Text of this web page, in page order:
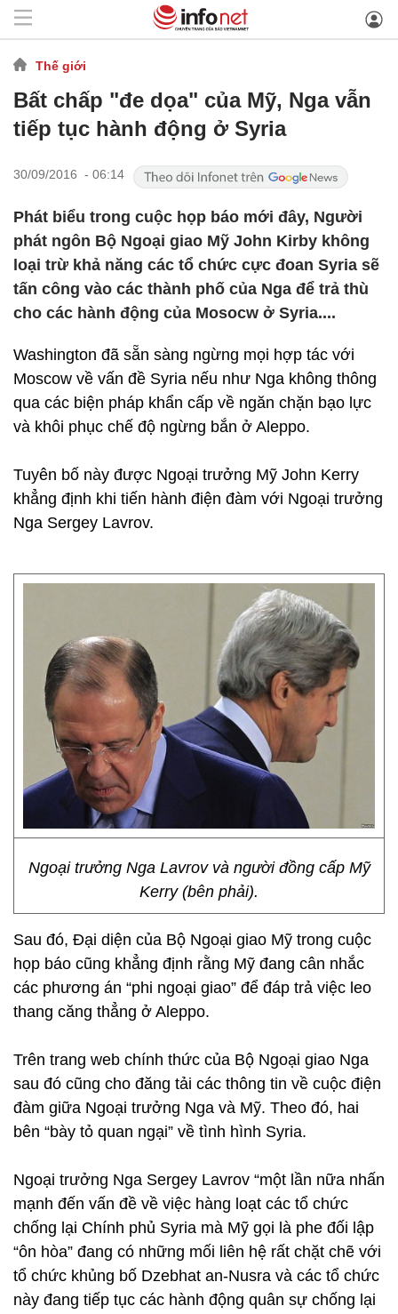
Thế giới
Bất chấp "đe dọa" của Mỹ, Nga vẫn
tiếp tục hành động ở Syria
30/09/2016 - 06:14
Phát biểu trong cuộc họp báo mới đây, Người
phát ngôn Bộ Ngoại giao Mỹ John Kirby không
loại trừ khả năng các tổ chức cực đoan Syria sẽ
tấn công vào các thành phố của Nga để trả thù
cho các hành động của Mosocw ở Syria....
Washington đã sẵn sàng ngừng mọi hợp tác với
Moscow về vấn đề Syria nếu như Nga không thông
qua các biện pháp khẩn cấp về ngăn chặn bạo lực
và khôi phục chế độ ngừng bắn ở Aleppo.
Tuyên bố này được Ngoại trưởng Mỹ John Kerry
khẳng định khi tiến hành điện đàm với Ngoại trưởng
Nga Sergey Lavrov.
Ngoại trưởng Nga Lavrov và người đồng cấp Mỹ
Kerry (bên phải).
Sau đó, Đại diện của Bộ Ngoại giao Mỹ trong cuộc
họp báo cũng khẳng định rằng Mỹ đang cân nhắc
các phương án “phi ngoại giao” để đáp trả việc leo
thang căng thẳng ở Aleppo.
Trên trang web chính thức của Bộ Ngoại giao Nga
sau đó cũng cho đăng tải các thông tin về cuộc điện
đàm giữa Ngoại trưởng Nga và Mỹ. Theo đó, hai
bên “bày tỏ quan ngại” về tình hình Syria.
Ngoại trưởng Nga Sergey Lavrov “một lần nữa nhấn
mạnh đến vấn đề về việc hàng loạt các tổ chức
chống lại Chính phủ Syria mà Mỹ gọi là phe đối lập
“ôn hòa” đang có những mối liên hệ rất chặt chẽ với
tổ chức khủng bố Dzebhat an-Nusra và các tổ chức
này đang tiếp tục các hành động quân sự chống lại